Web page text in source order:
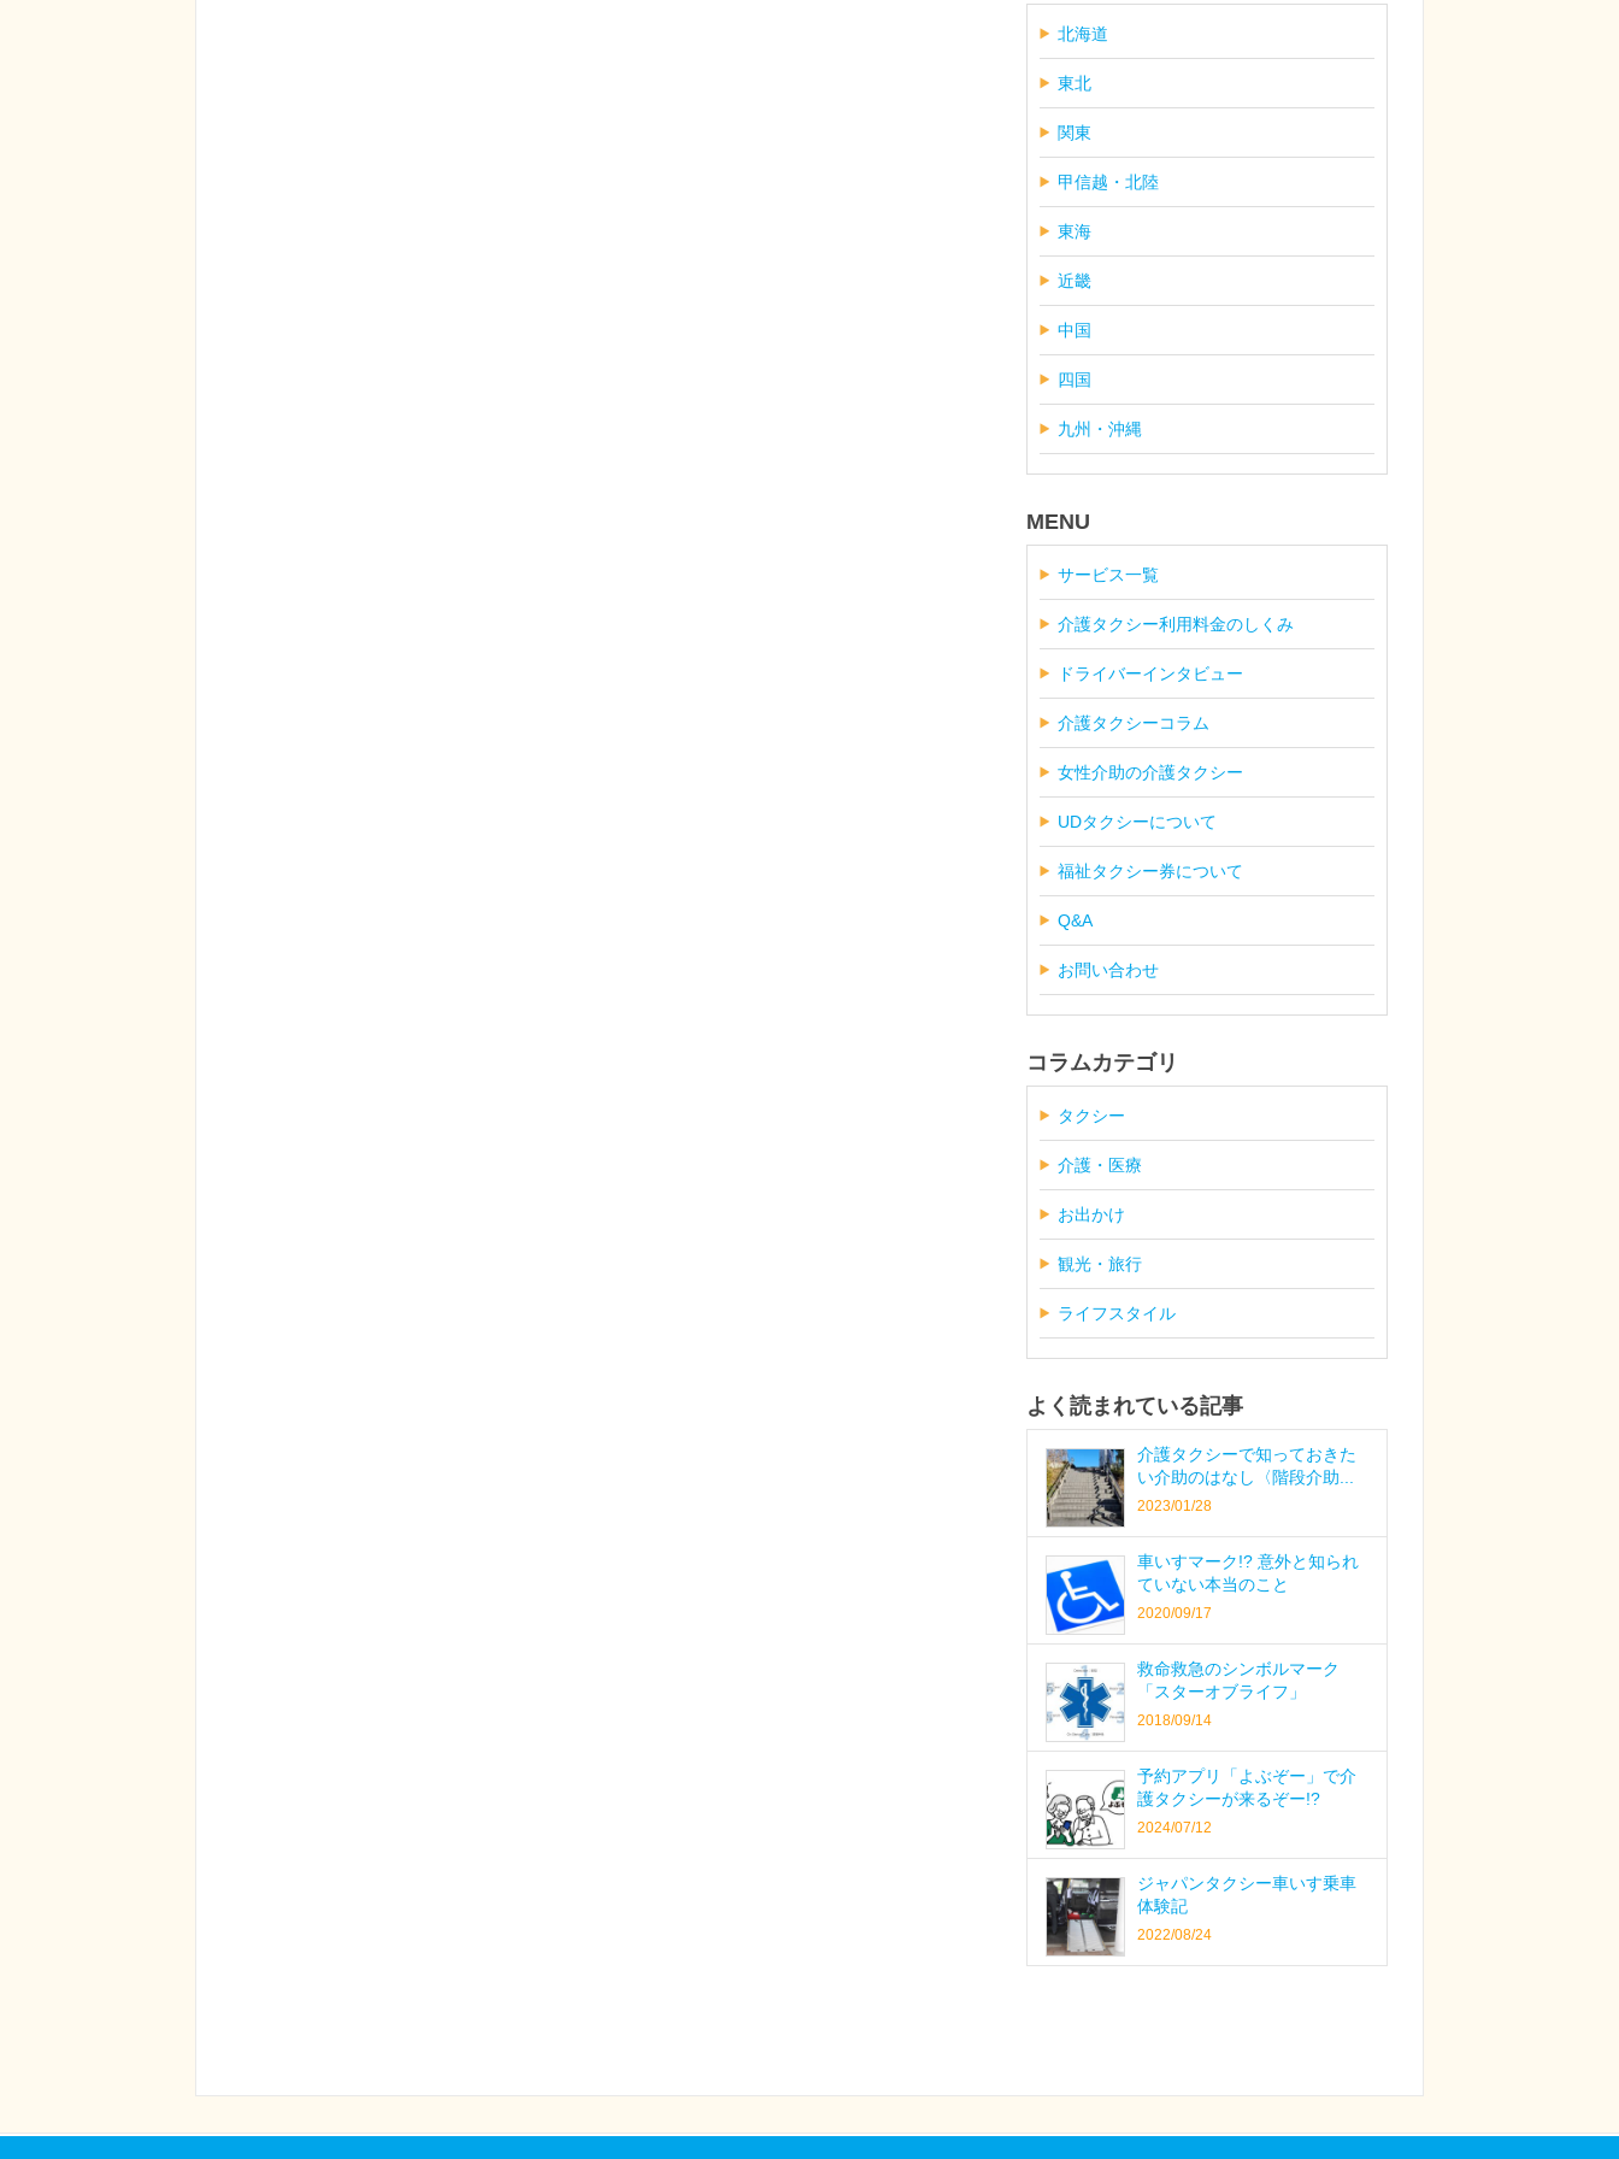
北海道
東北
関東
甲信越・北陸
東海
近畿
中国
四国
九州・沖縄
MENU
サービス一覧
介護タクシー利用料金のしくみ
ドライバーインタビュー
介護タクシーコラム
女性介助の介護タクシー
UDタクシーについて
福祉タクシー券について
Q&A
お問い合わせ
コラムカテゴリ
タクシー
介護・医療
お出かけ
観光・旅行
ライフスタイル
よく読まれている記事
介護タクシーで知っておきた
い介助のはなし〈階段介助...
2023/01/28
車いすマーク!? 意外と知られ
ていない本当のこと
2020/09/17
救命救急のシンボルマーク
「スターオブライフ」
2018/09/14
予約アプリ「よぶぞー」で介
護タクシーが来るぞー!?
2024/07/12
ジャパンタクシー車いす乗車
体験記
2022/08/24